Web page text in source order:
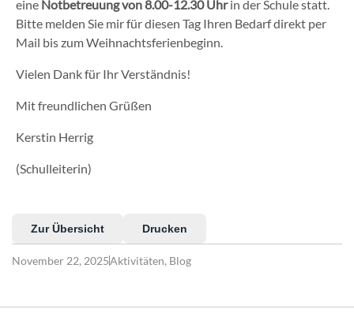
eine Notbetreuung von 8.00-12.30 Uhrin der Schule statt.
Bitte melden Sie mir für diesen Tag Ihren Bedarf direkt per
Mail bis zum Weihnachtsferienbeginn.
Vielen Dank für Ihr Verständnis!
Mit freundlichen Grüßen
Kerstin Herrig
(Schulleiterin)
Zur Übersicht Drucken
November 22, 2025Aktivitäten, Blog